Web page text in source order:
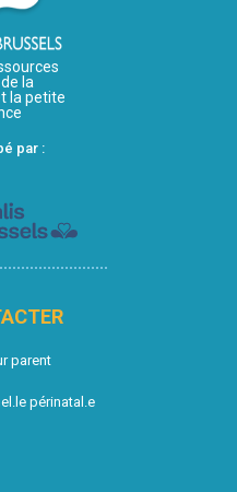
la
la petite
par :
parent
périnatal.e